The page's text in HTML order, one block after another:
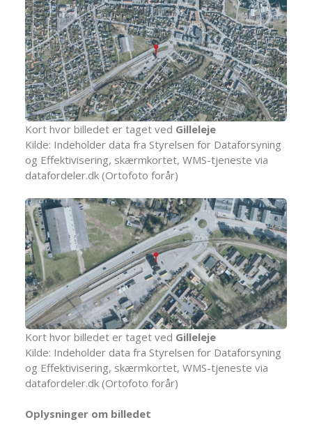
Kort hvor billedet er taget ved Gilleleje
Kilde: Indeholder data fra Styrelsen for Dataforsyning
og Effektivisering, skærmkortet, WMS-tjeneste via
datafordeler.dk (Ortofoto forår)
Kort hvor billedet er taget ved Gilleleje
Kilde: Indeholder data fra Styrelsen for Dataforsyning
og Effektivisering, skærmkortet, WMS-tjeneste via
datafordeler.dk (Ortofoto forår)
Oplysninger om billedet